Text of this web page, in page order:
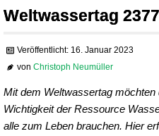
Weltwassertag 2377
Veröffentlicht: 16. Januar 2023
vonChristoph Neumüller
Mit dem Weltwassertag möchten
Wichtigkeit der Ressource
alle zum Leben brauchen. Hier